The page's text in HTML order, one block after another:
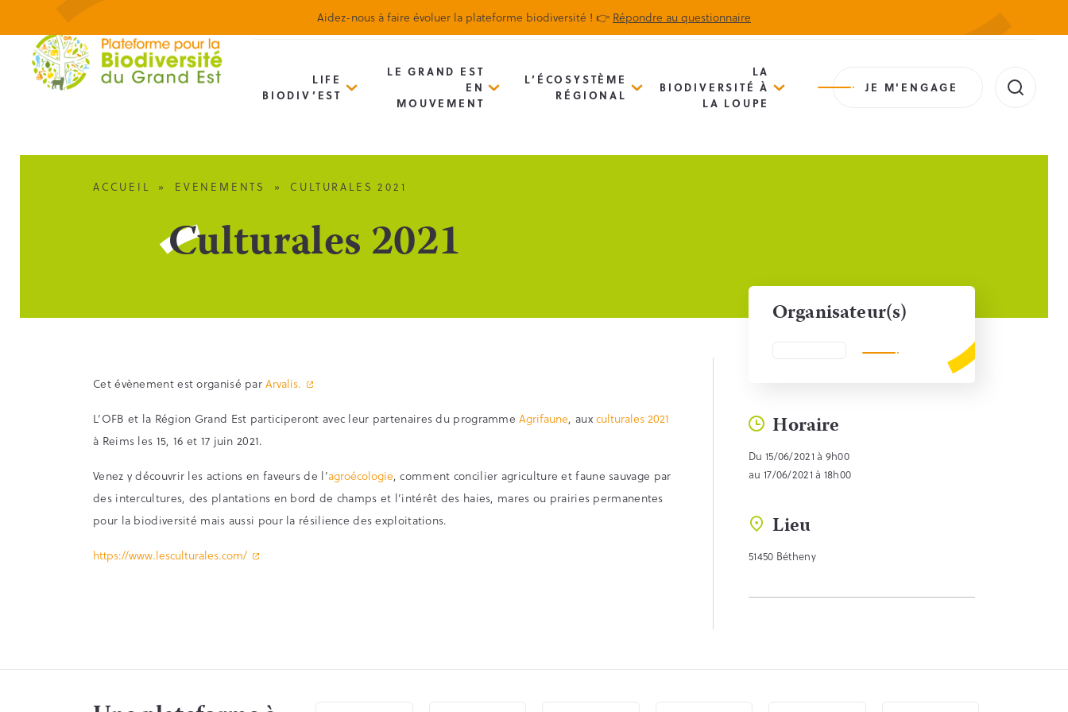
Aidez-nous à faire évoluer la plateforme biodiversité ! 👉 Répondre au questionnaire
Biodiv’Map Newsletter Actualités
LIFE
BIODIV’EST
LE GRAND EST
EN
MOUVEMENT
L’ÉCOSYSTÈME
RÉGIONAL
LA
BIODIVERSITÉ À
LA LOUPE
JE M'ENGAGE
ACCUEIL » EVENEMENTS » CULTURALES 2021
Culturales 2021
Cet évènement est organisé parArvalis.
L’OFB et la Région Grand Est participeront avec leur partenaires du programmeAgrifaune, auxculturales 2021
à Reims les 15, 16 et 17 juin 2021.
Venez y découvrir les actions en faveurs de l’agroécologie, comment concilier agriculture et faune sauvage par
des intercultures, des plantations en bord de champs et l’intérêt des haies, mares ou prairies permanentes
pour la biodiversité mais aussi pour la résilience des exploitations.
https://www.lesculturales.com/
Organisateur(s)
Horaire
Du 15/06/2021 à 9h00
au 17/06/2021 à 18h00
Lieu
51450 Bétheny